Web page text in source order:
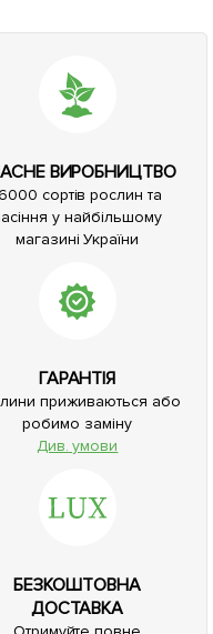
ВИРОБНИЦТВО
сортів рослин та
у найбільшому
магазині України
ГАРАНТІЯ
приживаються або
робимо заміну
Див. умови
БЕЗКОШТОВНА
ДОСТАВКА